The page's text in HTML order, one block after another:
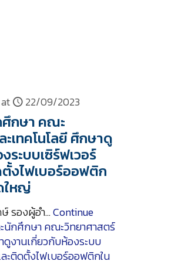
at 22/09/2023
ศึกษา คณะ
เทคโนโลยี ศึกษาดู
ระบบเซิร์ฟเวอร์
งไฟเบอร์ออฟติก
ใหญ่
รองผู้อำ…Continue
นักศึกษา คณะวิทยาศาสตร์
ดูงานเกี่ยวกับห้องระบบ
ละติดตั้งไฟเบอร์ออฟติกใน